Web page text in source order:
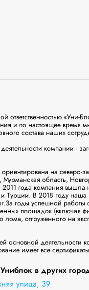
ответственностью
и по настоящее время
состава наших
компании -
на северо-
область,
года компания
Турции. В 2018 году
годы успешной
площадок
лома, отгруженного на
основной деятельности
имеет все
в других
улица, 39